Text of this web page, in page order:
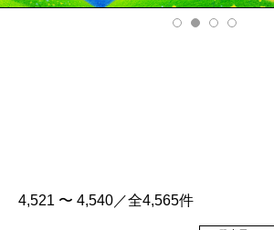
v
4,521 〜 4,540／全4,565件